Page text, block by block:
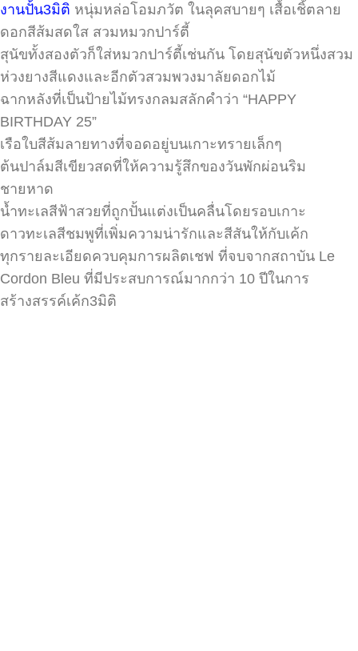
งานปั้น3มิติ หนุ่มหล่อโอมภวัต ในลุคสบายๆ เสื้อเชิ้ตลาย
ดอกสีส้มสดใส สวมหมวกปาร์ตี้
สุนัขทั้งสองตัวก็ใส่หมวกปาร์ตี้เช่นกัน โดยสุนัขตัวหนึ่งสวม
ห่วงยางสีแดงและอีกตัวสวมพวงมาลัยดอกไม้
ฉากหลังที่เป็นป้ายไม้ทรงกลมสลักคำว่า “HAPPY
BIRTHDAY 25”
เรือใบสีส้มลายทางที่จอดอยู่บนเกาะทรายเล็กๆ
ต้นปาล์มสีเขียวสดที่ให้ความรู้สึกของวันพักผ่อนริม
ชายหาด
น้ำทะเลสีฟ้าสวยที่ถูกปั้นแต่งเป็นคลื่นโดยรอบเกาะ
ดาวทะเลสีชมพูที่เพิ่มความน่ารักและสีสันให้กับเค้ก
ทุกรายละเอียดควบคุมการผลิตเชฟ ที่จบจากสถาบัน Le
Cordon Bleu ที่มีประสบการณ์มากกว่า 10 ปีในการ
สร้างสรรค์เค้ก3มิติ